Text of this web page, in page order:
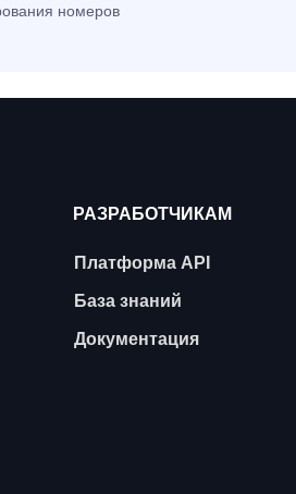
номеров
РАЗРАБОТЧИКАМ
Платформа API
База знаний
Документация